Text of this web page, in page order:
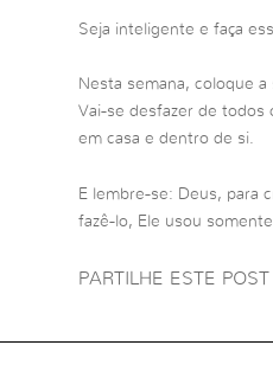
Seja inteligente e faça
Nesta semana, coloque
Vai-se desfazer de todos
em casa e dentro de si.
E lembre-se: Deus, para
fazê-lo, Ele usou
PARTILHE ESTE POST